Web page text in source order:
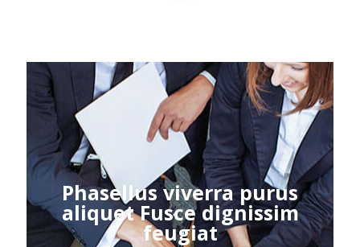
Phasellus viverra purus
aliquet Fusce dignissim
feugiat